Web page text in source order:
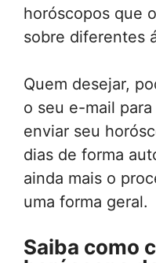
horóscopos que
sobre diferentes
Quem desejar,
o seu e-mail
enviar seu
dias de forma
ainda mais o
uma forma geral.
Saiba como